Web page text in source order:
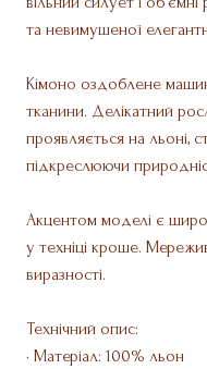
та невимушеної
Кімоно оздоблене
тканини. Делікатний
проявляється на льоні,
підкреслюючи
Акцентом моделі є
у техніці кроше.
виразності.
Технічний опис:
• Матеріал: 100% льон